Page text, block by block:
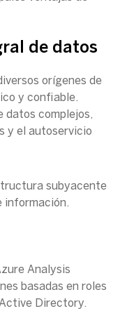
de datos
orígenes de
y confiable.
datos complejos,
y el autoservicio
subyacente
información.
Analysis
basadas en roles
Directory.